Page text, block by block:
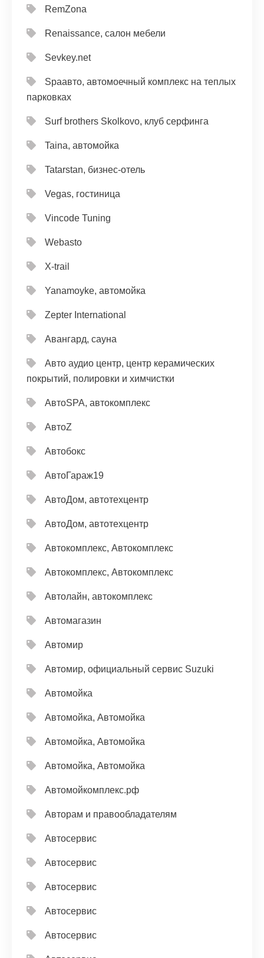
RemZona
Renaissance, салон мебели
Sevkey.net
Spaавто, автомоечный комплекс на теплых
парковках
Surf brothers Skolkovo, клуб серфинга
Taina, автомойка
Tatarstan, бизнес-отель
Vegas, гостиница
Vincode Tuning
Webasto
X-trail
Yanamoyke, автомойка
Zepter International
Авангард, сауна
Авто аудио центр, центр керамических
покрытий, полировки и химчистки
АвтоSPA, автокомплекс
АвтоZ
Автобокс
АвтоГараж19
АвтоДом, автотехцентр
АвтоДом, автотехцентр
Автокомплекс, Автокомплекс
Автокомплекс, Автокомплекс
Автолайн, автокомплекс
Автомагазин
Автомир
Автомир, официальный сервис Suzuki
Автомойка
Автомойка, Автомойка
Автомойка, Автомойка
Автомойка, Автомойка
Автомойкомплекс.рф
Авторам и правообладателям
Автосервис
Автосервис
Автосервис
Автосервис
Автосервис